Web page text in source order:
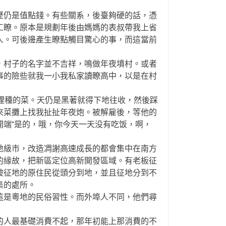
是值點錢。有些關系，後臺夠硬的話，憑
。原本是規劃年後由媽媽的表叔帶我上省
。可後邊產生瞭點觸目驚心的事，而這當前
子的名字並不吉祥，鳴做年夜墳村。或者
險些就我一小我私家讀瞭高中，以是在村
種的菜。天仍是黑著就得下地往收，然後踩
攤上找我扯扯年夜炮。被解雇後，等他的
“是的，哦，你今天一天没有吃饭，啊，
市，改造凋謝高速成長的都會集中在南方
故，把新區定位高新開發區域。有老板征
地的原住民從頭分到地，並且征地分到不
處所。
粵地的民俗習性。而外埠人不同，他們尋
最基礎消費不起，那年初能上那消費的不